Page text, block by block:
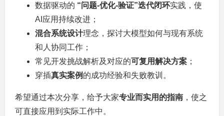
数据驱动的 “问题-优化-验证”迭代闭环实践，使
AI应用持续改进；
混合系统设计理念，探讨大模型如何与现有系统
和人协同工作；
常见开发挑战解析及对应的可复用解决方案 ；
穿插真实案例 的成功经验和失败教训。
希望通过本次分享，给予大家专业而实用的指南 ，使之
可直接应用到实际工作中。